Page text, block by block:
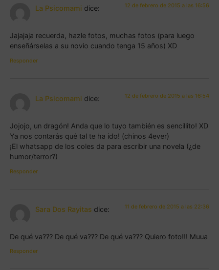
La Psicomami dice: 12 de febrero de 2015 a las 16:56
Jajajaja recuerda, hazle fotos, muchas fotos (para luego
enseñárselas a su novio cuando tenga 15 años) XD
Responder
La Psicomami dice: 12 de febrero de 2015 a las 16:54
Jojojo, un dragón! Anda que lo tuyo también es sencillito! XD
Ya nos contarás qué tal te ha ido! (chinos 4ever)
¡El whatsapp de los coles da para escribir una novela (¿de
humor/terror?)
Responder
Sara Dos Rayitas dice: 11 de febrero de 2015 a las 22:36
De qué va??? De qué va??? De qué va??? Quiero foto!!! Muua
Responder